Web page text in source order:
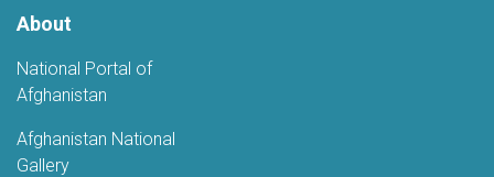
About
National Portal of
Afghanistan
Afghanistan National
Gallery